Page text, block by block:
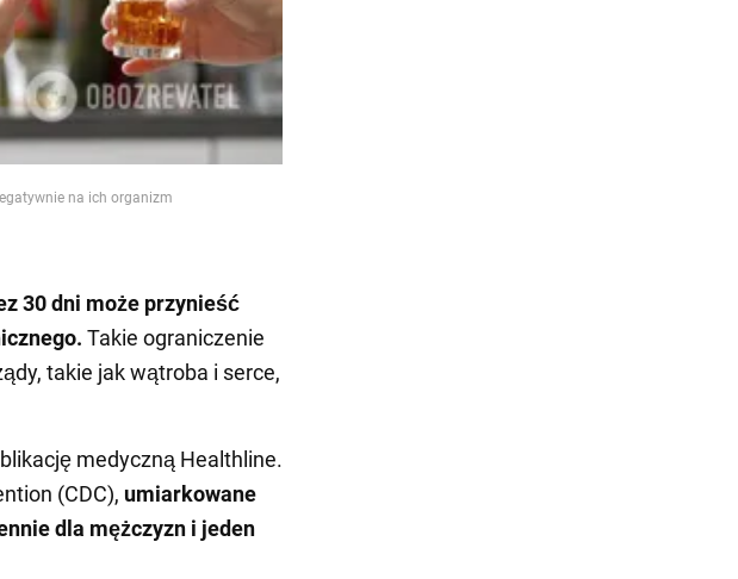
na ich organizm
30 dni może przynieść
Takie ograniczenie
takie jak wątroba i serce,
medyczną Healthline.
(CDC), umiarkowane
dla mężczyzn i jeden